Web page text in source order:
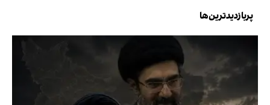
پربازدیدترین‌ها